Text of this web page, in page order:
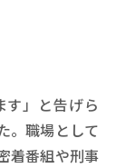
」と告げら
。職場として
着番組や刑事